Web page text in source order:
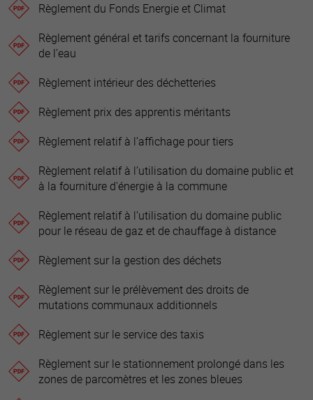
Règlement du Fonds Energie et Climat
Règlement général et tarifs concernant la fourniture
de l’eau
Règlement intérieur des déchetteries
Règlement prix des apprentis méritants
Règlement relatif à l’affichage pour tiers
Règlement relatif à l’utilisation du domaine public et
à la fourniture d'énergie à la commune
Règlement relatif à l’utilisation du domaine public
pour le réseau de gaz et de chauffage à distance
Règlement sur la gestion des déchets
Règlement sur le prélèvement des droits de
mutations communaux additionnels
Règlement sur le service des taxis
Règlement sur le stationnement prolongé dans les
zones de parcomètres et les zones bleues